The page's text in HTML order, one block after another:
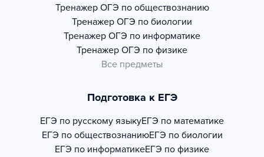
Тренажер ОГЭ по обществознанию
Тренажер ОГЭ по биологии
Тренажер ОГЭ по информатике
Тренажер ОГЭ по физике
Все предметы
Подготовка к ЕГЭ
ЕГЭ по русскому языкуЕГЭ по математике
ЕГЭ по обществознаниюЕГЭ по биологии
ЕГЭ по информатикеЕГЭ по физике